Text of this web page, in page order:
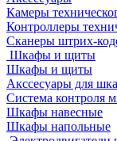
Камеры
Контроллеры
Сканеры штрих-
Шкафы и щиты
Шкафы и щиты
Акссесуары для
Система контроля
Шкафы навесные
Шкафы напольные